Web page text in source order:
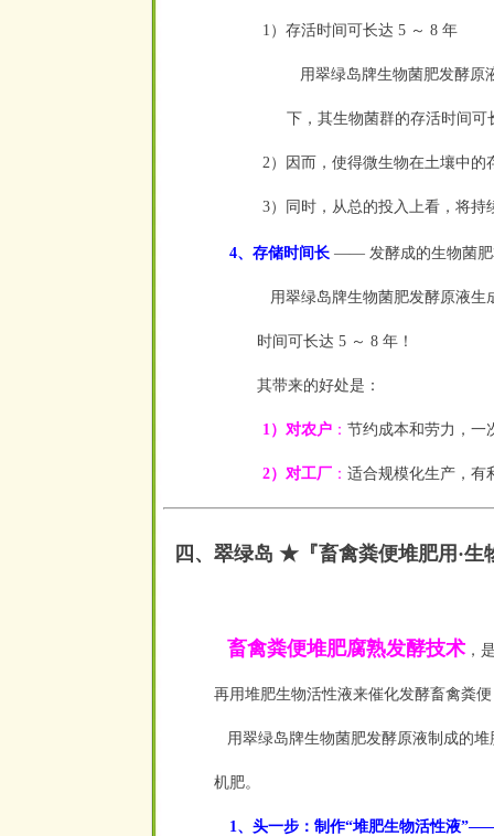
1）存活时间可长达 5 ～ 8 年
用翠绿岛牌生物菌肥发酵原
下，其生物菌群的存活时间可
2）因而，使得微生物在土壤中
3）同时，从总的投入上看，将
4、存储时间长 —— 发酵成的生物菌
用翠绿岛牌生物菌肥发酵原液生
时间可长达 5 ～ 8 年！
其带来的好处是：
1）对农户 ： 节约成本和劳力，一
2）对工厂 ： 适合规模化生产，有
四、翠绿岛 ★『畜禽粪便堆肥用·生
畜禽粪便堆肥腐熟发酵技术 ，
再用堆肥生物活性液来催化发酵畜禽粪
用翠绿岛牌生物菌肥发酵原液制成的
机肥。
1、头一步：制作“堆肥生物活性液